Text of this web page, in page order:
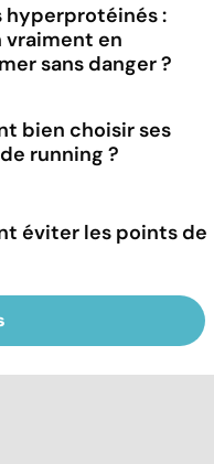
hyperprotéinés :
en
sans danger ?
bien choisir ses
running ?
éviter les points de